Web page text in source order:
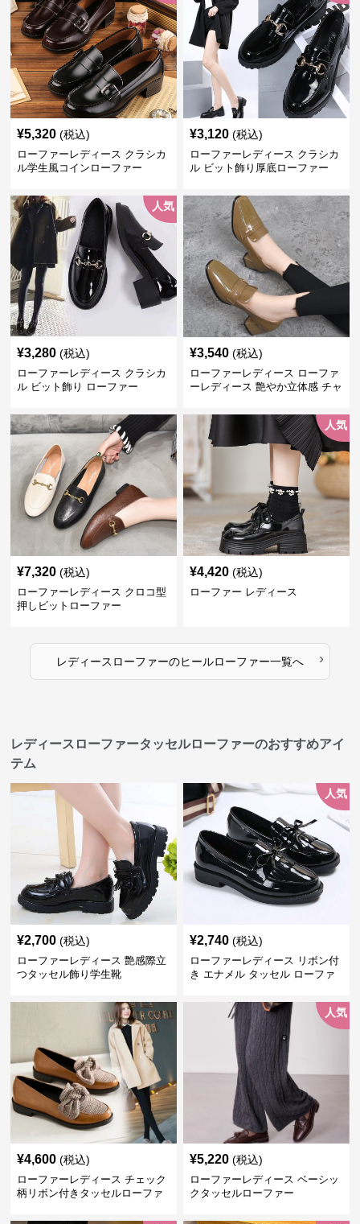
¥5,320 (税込)
ローファーレディース クラシカ
ル学生風コインローファー
¥3,120 (税込)
ローファーレディース クラシカ
ル ビット飾り厚底ローファー
人気
¥3,280 (税込)
ローファーレディース クラシカ
ル ビット飾り ローファー
¥3,540 (税込)
ローファーレディース ローファ
ーレディース 艶やか立体感 チャ
¥7,320 (税込)
ローファーレディース クロコ型
押しビットローファー
人気
¥4,420 (税込)
ローファー レディース
レディースローファーのヒールローファー一覧へ ›
レディースローファータッセルローファーのおすすめアイ
テム
¥2,700 (税込)
ローファーレディース 艶感際立
つタッセル飾り学生靴
人気
¥2,740 (税込)
ローファーレディース リボン付
き エナメル タッセル ローファ
¥4,600 (税込)
ローファーレディース チェック
柄リボン付きタッセルローファ
人気
¥5,220 (税込)
ローファーレディース ベーシッ
クタッセルローファー